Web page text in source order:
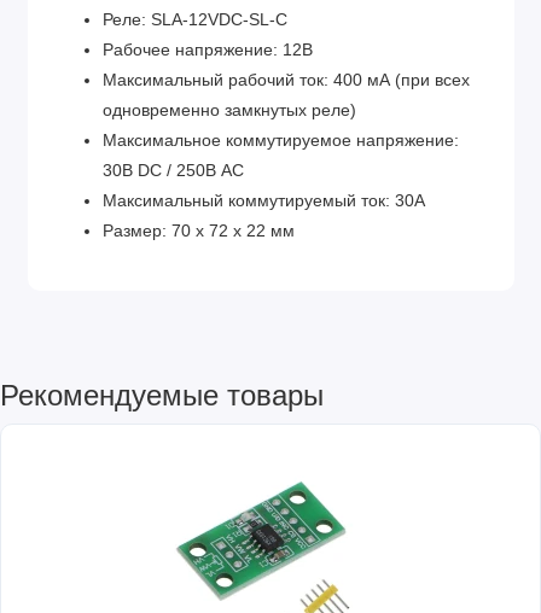
Реле: SLA-12VDC-SL-C
Рабочее напряжение: 12В
Максимальный рабочий ток: 400 мА (при всех
одновременно замкнутых реле)
Максимальное коммутируемое напряжение:
30В DC / 250В AC
Максимальный коммутируемый ток: 30А
Размер: 70 x 72 x 22 мм
Рекомендуемые товары